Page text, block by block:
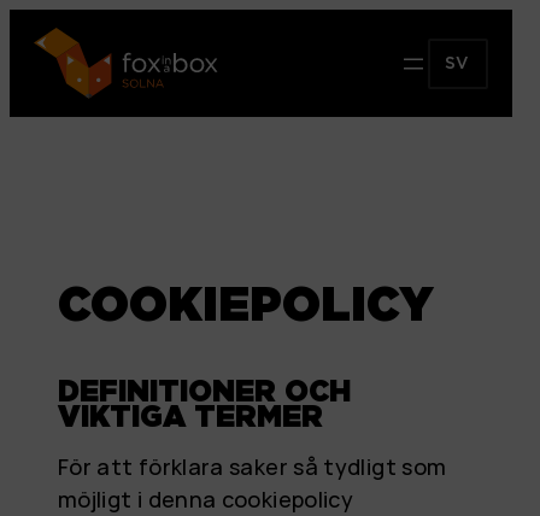
SV
COOKIEPOLICY
DEFINITIONER OCH
VIKTIGA TERMER
För att förklara saker så tydligt som
möjligt i denna cookiepolicy